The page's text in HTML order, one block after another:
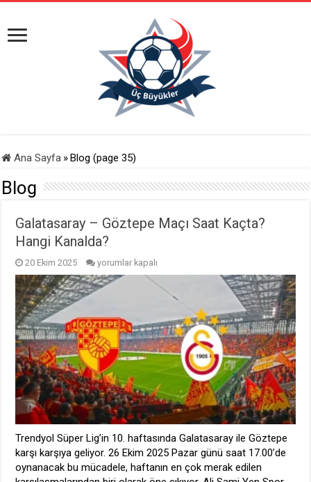
Ana Sayfa »Blog (page 35)
Blog
Galatasaray – Göztepe Maçı Saat Kaçta?
Hangi Kanalda?
20 Ekim 2025
Galatasaray
–
Göztepe
Maçı
Kaçta?
Hangi
Kanalda?
için
yorumlar kapalı
Trendyol Süper Lig’in 10. haftasında Galatasaray ile Göztepe
karşı karşıya geliyor. 26 Ekim 2025 Pazar günü saat 17.00’de
oynanacak bu mücadele, haftanın en çok merak edilen